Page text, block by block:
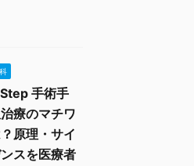
手術手
療のマチワ
原理・サイ
スを医療者